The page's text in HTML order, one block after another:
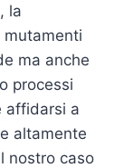
la
ma anche
processi
affidarsi a
altamente
nostro caso